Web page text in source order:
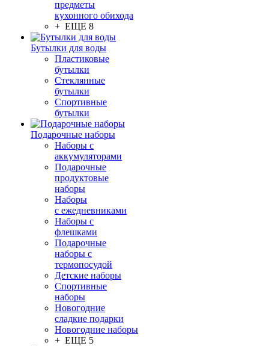
предметы
кухонного обихода
+ ЕЩЕ 8
Бутылки для воды
Пластиковые
бутылки
Стеклянные
бутылки
Спортивные
бутылки
Подарочные наборы
Наборы с
аккумуляторами
Подарочные
продуктовые
наборы
Наборы
с ежедневниками
Наборы с
флешками
Подарочные
наборы с
термопосудой
Детские наборы
Спортивные
наборы
Новогодние
сладкие подарки
Новогодние наборы
+ ЕЩЕ 5